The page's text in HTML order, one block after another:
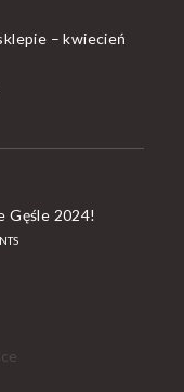
– kwiecień
Gęśle 2024!